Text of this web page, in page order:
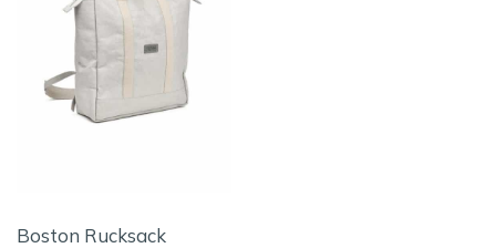
Boston Rucksack